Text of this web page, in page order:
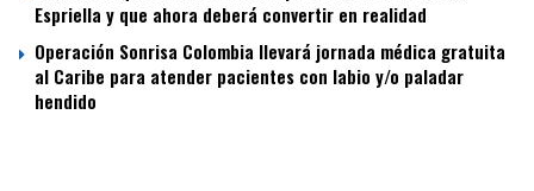
Espriella y que ahora deberá convertir en realidad
Operación Sonrisa Colombia llevará jornada médica gratuita
al Caribe para atender pacientes con labio y/o paladar
hendido